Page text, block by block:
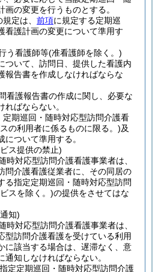
の変更を行うものとする。
規定は、 前項に規定する定期巡
看護計画の変更について準用す
う看護師等(准看護師を除く。)
ついて、訪問日、提供した看護内
報告書を作成しなければならな
看護報告書の作成に関し、必要な
ばならない。
定期巡回・随時対応型訪問介護看
の利用者に係るものに限る。)及
ついて準用する。
ス提供の禁止)
時対応型訪問介護看護事業者は、
問介護看護従業者に、その同居の
る指定定期巡回・随時対応型訪問
スを除く。)の提供をさせてはな
知)
時対応型訪問介護看護事業者は、
型訪問介護看護を受けている利用
に該当する場合は、遅滞なく、意
通知しなければならない。
定定期巡回・随時対応型訪問介護